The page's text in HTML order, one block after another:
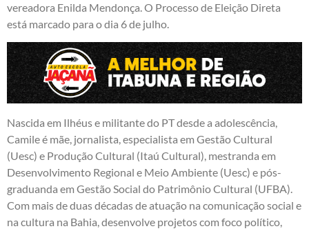
vereadora Enilda Mendonça. O Processo de Eleição Direta
está marcado para o dia 6 de julho.
Nascida em Ilhéus e militante do PT desde a adolescência,
Camile é mãe, jornalista, especialista em Gestão Cultural
(Uesc) e Produção Cultural (Itaú Cultural), mestranda em
Desenvolvimento Regional e Meio Ambiente (Uesc) e pós-
graduanda em Gestão Social do Patrimônio Cultural (UFBA).
Com mais de duas décadas de atuação na comunicação social e
na cultura na Bahia, desenvolve projetos com foco político,